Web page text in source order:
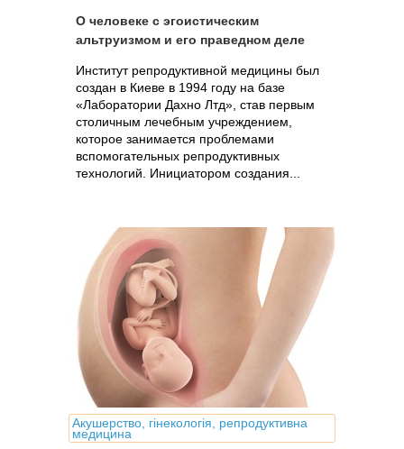
О человеке с эгоистическим
альтруизмом и его праведном деле
Институт репродуктивной медицины был
создан в Киеве в 1994 году на базе
«Лаборатории Дахно Лтд», став первым
столичным лечебным учреждением,
которое занимается проблемами
вспомогательных репродуктивных
технологий. Инициатором создания...
Акушерство, гінекологія, репродуктивна
медицина